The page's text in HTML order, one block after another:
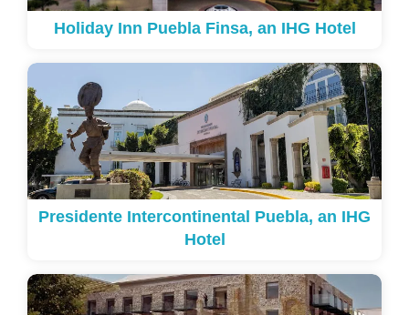
Holiday Inn Puebla Finsa, an IHG Hotel
Presidente Intercontinental Puebla, an IHG
Hotel